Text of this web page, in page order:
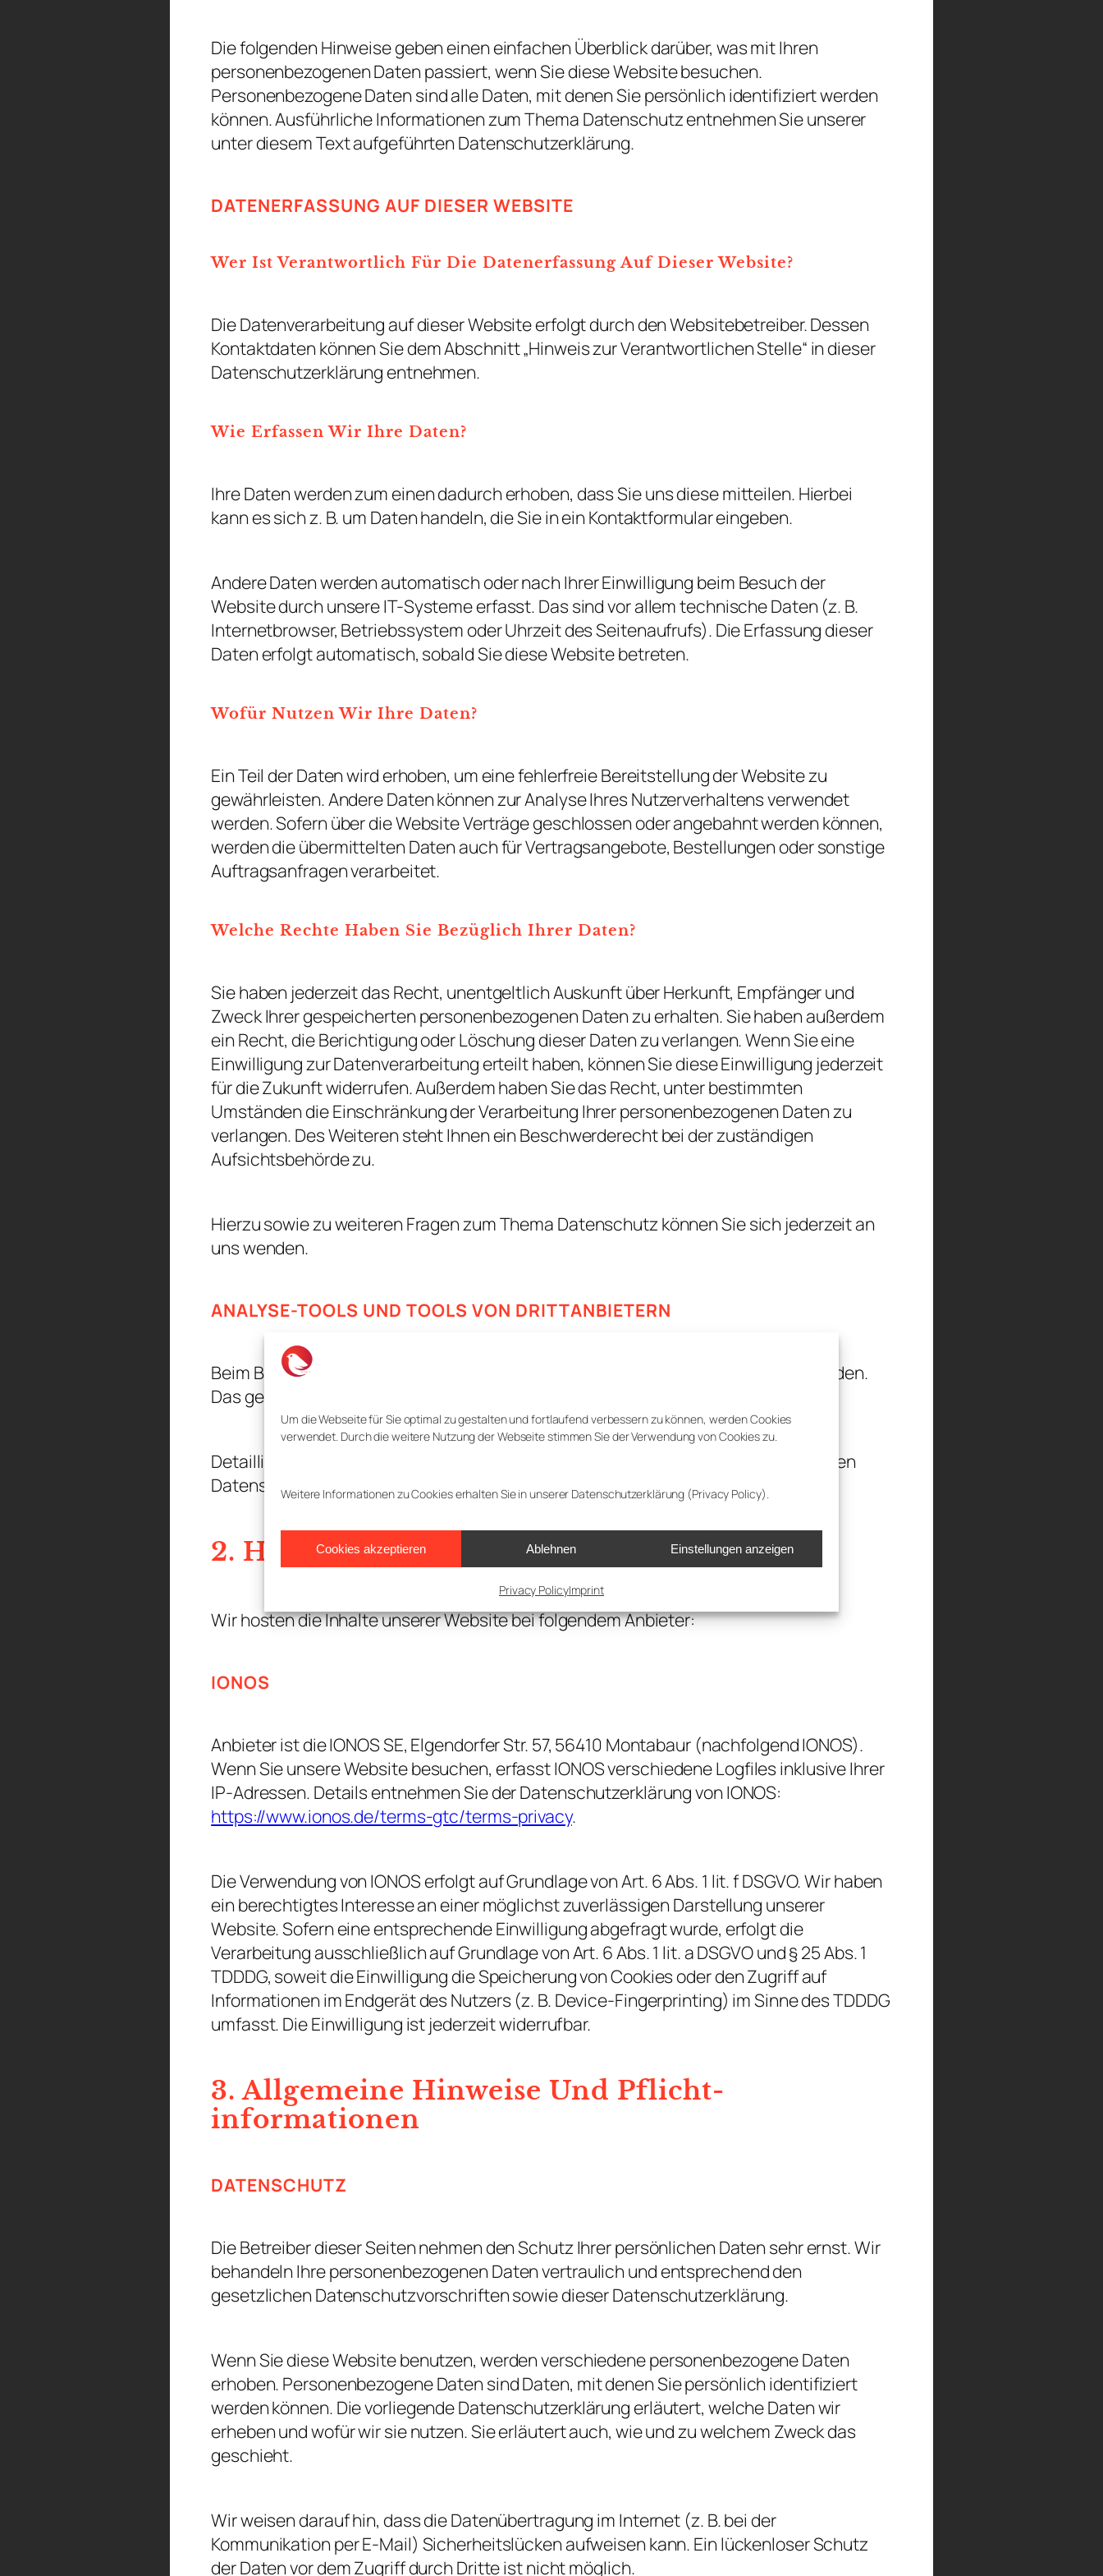
Um die Webseite für Sie optimal zu gestalten und fortlaufend verbessern zu können, werden Cookies
verwendet. Durch die weitere Nutzung der Webseite stimmen Sie der Verwendung von Cookies zu.
Weitere Informationen zu Cookies erhalten Sie in unserer Datenschutzerklärung (Privacy Policy).
Cookies akzeptieren Ablehnen Einstellungen anzeigen
Privacy PolicyImprint
Die folgenden Hinweise geben einen einfachen Überblick darüber, was mit Ihren
personenbezogenen Daten passiert, wenn Sie diese Website besuchen.
Personenbezogene Daten sind alle Daten, mit denen Sie persönlich identifiziert werden
können. Ausführliche Informationen zum Thema Datenschutz entnehmen Sie unserer
unter diesem Text aufgeführten Datenschutzerklärung.
DATENERFASSUNG AUF DIESER WEBSITE
Wer Ist Verantwortlich Für Die Datenerfassung Auf Dieser Website?
Die Datenverarbeitung auf dieser Website erfolgt durch den Websitebetreiber. Dessen
Kontaktdaten können Sie dem Abschnitt „Hinweis zur Verantwortlichen Stelle“ in dieser
Datenschutzerklärung entnehmen.
Wie Erfassen Wir Ihre Daten?
Ihre Daten werden zum einen dadurch erhoben, dass Sie uns diese mitteilen. Hierbei
kann es sich z. B. um Daten handeln, die Sie in ein Kontaktformular eingeben.
Andere Daten werden automatisch oder nach Ihrer Einwilligung beim Besuch der
Website durch unsere IT-Systeme erfasst. Das sind vor allem technische Daten (z. B.
Internetbrowser, Betriebssystem oder Uhrzeit des Seitenaufrufs). Die Erfassung dieser
Daten erfolgt automatisch, sobald Sie diese Website betreten.
Wofür Nutzen Wir Ihre Daten?
Ein Teil der Daten wird erhoben, um eine fehlerfreie Bereitstellung der Website zu
gewährleisten. Andere Daten können zur Analyse Ihres Nutzerverhaltens verwendet
werden. Sofern über die Website Verträge geschlossen oder angebahnt werden können,
werden die übermittelten Daten auch für Vertragsangebote, Bestellungen oder sonstige
Auftragsanfragen verarbeitet.
Welche Rechte Haben Sie Bezüglich Ihrer Daten?
Sie haben jederzeit das Recht, unentgeltlich Auskunft über Herkunft, Empfänger und
Zweck Ihrer gespeicherten personenbezogenen Daten zu erhalten. Sie haben außerdem
ein Recht, die Berichtigung oder Löschung dieser Daten zu verlangen. Wenn Sie eine
Einwilligung zur Datenverarbeitung erteilt haben, können Sie diese Einwilligung jederzeit
für die Zukunft widerrufen. Außerdem haben Sie das Recht, unter bestimmten
Umständen die Einschränkung der Verarbeitung Ihrer personenbezogenen Daten zu
verlangen. Des Weiteren steht Ihnen ein Beschwerderecht bei der zuständigen
Aufsichtsbehörde zu.
Hierzu sowie zu weiteren Fragen zum Thema Datenschutz können Sie sich jederzeit an
uns wenden.
ANALYSE-TOOLS UND TOOLS VON DRITT­ANBIETERN
Beim Besuch dieser Website kann Ihr Surf- Verhalten statistisch ausgewertet werden.
Das geschieht vor allem mit sogenannten Analyseprogrammen.
Detaillierte Informationen zu diesen Analyseprogrammen finden Sie in der folgenden
Datenschutzerklärung.
2. Hosting
Wir hosten die Inhalte unserer Website bei folgendem Anbieter:
IONOS
Anbieter ist die IONOS SE, Elgendorfer Str. 57, 56410 Montabaur (nachfolgend IONOS).
Wenn Sie unsere Website besuchen, erfasst IONOS verschiedene Logfiles inklusive Ihrer
IP-Adressen. Details entnehmen Sie der Datenschutzerklärung von IONOS:
https://www.ionos.de/terms-gtc/terms-privacy.
Die Verwendung von IONOS erfolgt auf Grundlage von Art. 6 Abs. 1 lit. f DSGVO. Wir haben
ein berechtigtes Interesse an einer möglichst zuverlässigen Darstellung unserer
Website. Sofern eine entsprechende Einwilligung abgefragt wurde, erfolgt die
Verarbeitung ausschließlich auf Grundlage von Art. 6 Abs. 1 lit. a DSGVO und § 25 Abs. 1
TDDDG, soweit die Einwilligung die Speicherung von Cookies oder den Zugriff auf
Informationen im Endgerät des Nutzers (z. B. Device-Fingerprinting) im Sinne des TDDDG
umfasst. Die Einwilligung ist jederzeit widerrufbar.
3. Allgemeine Hinweise Und Pflicht­
Informationen
DATENSCHUTZ
Die Betreiber dieser Seiten nehmen den Schutz Ihrer persönlichen Daten sehr ernst. Wir
behandeln Ihre personenbezogenen Daten vertraulich und entsprechend den
gesetzlichen Datenschutzvorschriften sowie dieser Datenschutzerklärung.
Wenn Sie diese Website benutzen, werden verschiedene personenbezogene Daten
erhoben. Personenbezogene Daten sind Daten, mit denen Sie persönlich identifiziert
werden können. Die vorliegende Datenschutzerklärung erläutert, welche Daten wir
erheben und wofür wir sie nutzen. Sie erläutert auch, wie und zu welchem Zweck das
geschieht.
Wir weisen darauf hin, dass die Datenübertragung im Internet (z. B. bei der
Kommunikation per E-Mail) Sicherheitslücken aufweisen kann. Ein lückenloser Schutz
der Daten vor dem Zugriff durch Dritte ist nicht möglich.